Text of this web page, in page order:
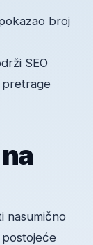
broj
SEO
pretrage
nasumično